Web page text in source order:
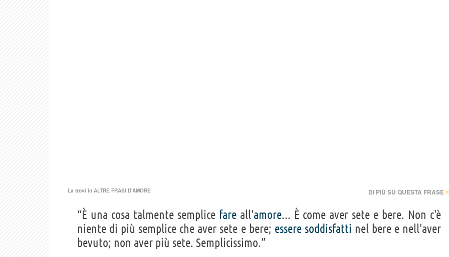
La trovi in ALTRE FRASI D'AMORE DI PIÙ SU QUESTA FRASE
“È una cosa talmente semplice fareall'amore... È come aver sete e bere. Non c'è
niente di più semplice che aver sete e bere; essere soddisfatti nel bere e nell'aver
bevuto; non aver più sete. Semplicissimo.”